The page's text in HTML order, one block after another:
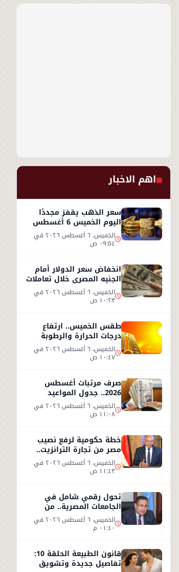
اهم الاخبار
سعر الذهب يقفز مجددًا
اليوم الخميس 6 أغسطس
2026.. وعيار 21 يسجل هذا
المستوى الخميس، ٦ أغسطس ٢٠٢٦ في
٠٩:٥٤ ص
انخفاض سعر الدولار أمام
الجنيه المصري خلال تعاملات
الخميس 6 أغسطس 2026 الخميس، ٦ أغسطس ٢٠٢٦ في
١٠:٢٣ ص
طقس الخميس.. ارتفاع
درجات الحرارة والرطوبة
يزيدان الإحساس بالحر الخميس، ٦ أغسطس ٢٠٢٦ في
١٠:٤٧ ص
صرف مرتبات أغسطس
2026.. جدول المواعيد
وأحدث تفاصيل الحد الأدنى
للأجور الخميس، ٦ أغسطس ٢٠٢٦ في
١١:٠٨ ص
خطة حكومية لرفع نصيب
مصر من تجارة الترانزيت..
تصريحات وزير النقل من
العين السخنة الخميس، ٦ أغسطس ٢٠٢٦ في
١١:٤٣ ص
تحول رقمي شامل في
الجامعات المصرية.. من
البنية التكنولوجية إلى
التعليم الذكي الخميس، ٦ أغسطس ٢٠٢٦ في
٠١:٤٠ م
قانون الطبيعة الحلقة 10:
تفاصيل جديدة وتشويق